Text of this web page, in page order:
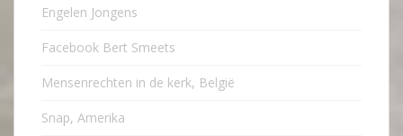
Engelen Jongens
Facebook Bert Smeets
Mensenrechten in de kerk, België
Snap, Amerika